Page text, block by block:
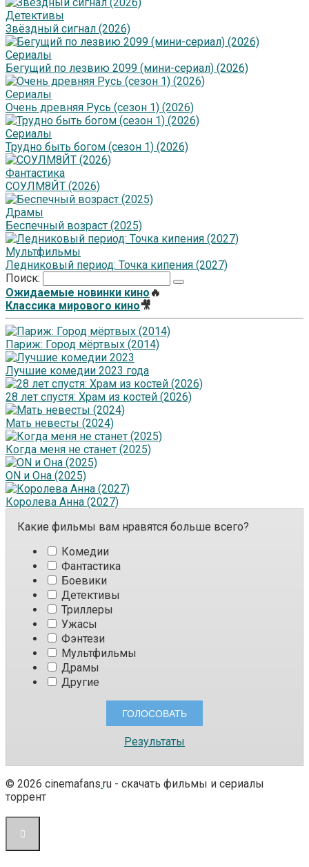
Детективы
Звёздный сигнал (2026)
Сериалы
Бегущий по лезвию 2099 (мини-сериал) (2026)
Сериалы
Очень древняя Русь (сезон 1) (2026)
Сериалы
Трудно быть богом (сезон 1) (2026)
Фантастика
СОУЛМ8ЙТ (2026)
Драмы
Беспечный возраст (2025)
Мультфильмы
Ледниковый период: Точка кипения (2027)
Поиск:
Ожидаемые новинки кино 🔥
Классика мирового кино🎥
Париж: Город мёртвых (2014)
Лучшие комедии 2023 года
28 лет спустя: Храм из костей (2026)
Мать невесты (2024)
Когда меня не станет (2025)
ON и Она (2025)
Королева Анна (2027)
Какие фильмы вам нравятся больше всего?
Комедии
Фантастика
Боевики
Детективы
Триллеры
Ужасы
Фэнтези
Мультфильмы
Драмы
Другие
Результаты
© 2026 cinemafans.ru - скачать фильмы и сериалы
торрент